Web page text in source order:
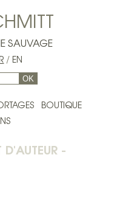
SAUVAGE
/ EN
OK
BOUTIQUE
-